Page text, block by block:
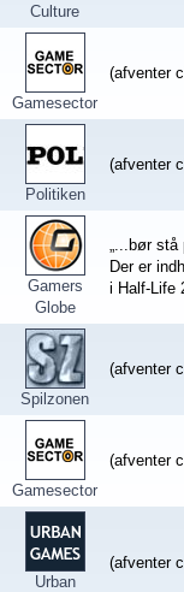
Culture
Gamesector
(afventer
Politiken
(afventer
Gamers
Globe
„...bør stå
Der er
i Half-Life
Spilzonen
(afventer
Gamesector
(afventer
Urban
(afventer